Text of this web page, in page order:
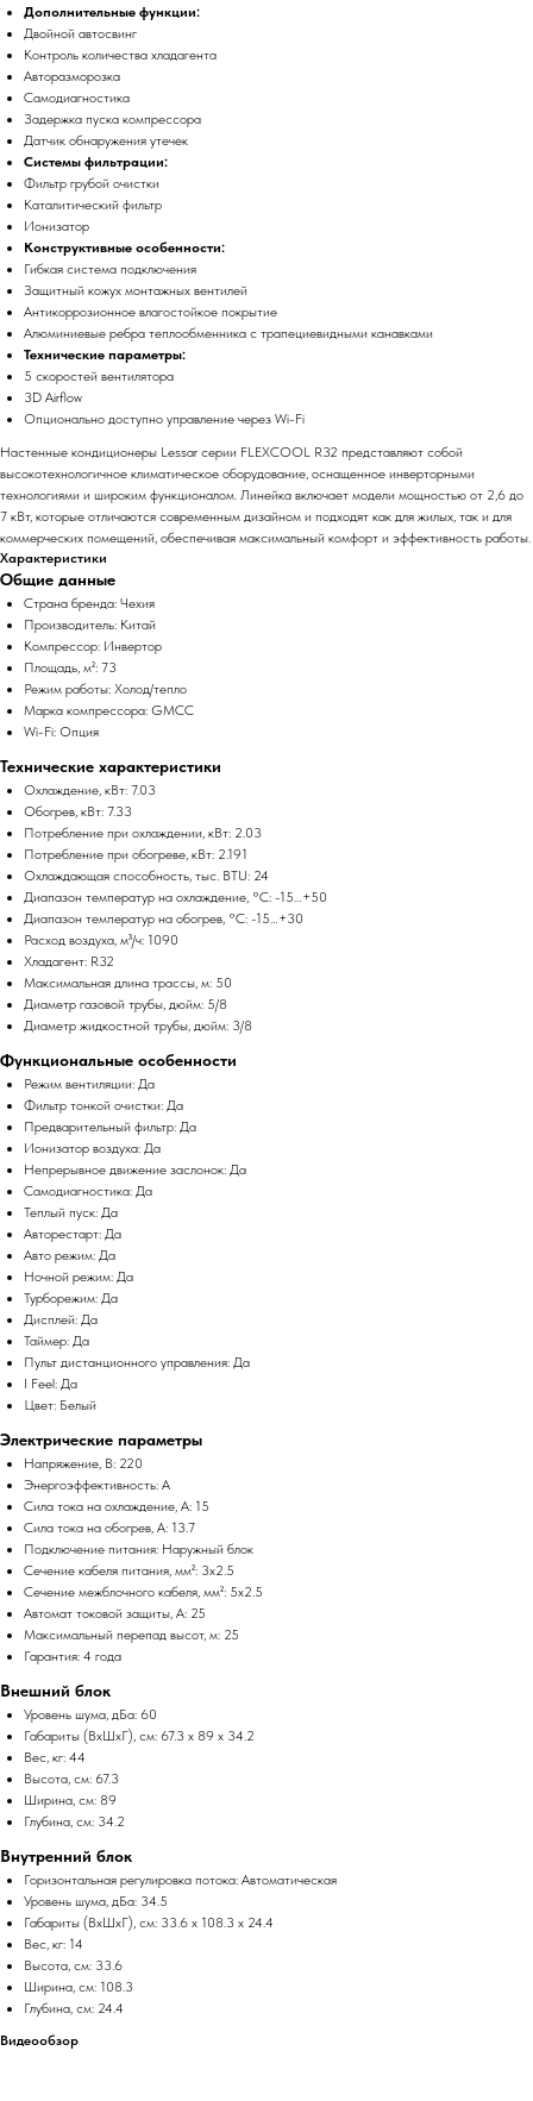
Дополнительные функции:
Двойной автосвинг
Контроль количества хладагента
Авторазморозка
Самодиагностика
Задержка пуска компрессора
Датчик обнаружения утечек
Системы фильтрации:
Фильтр грубой очистки
Каталитический фильтр
Ионизатор
Конструктивные особенности:
Гибкая система подключения
Защитный кожух монтажных вентилей
Антикоррозионное влагостойкое покрытие
Алюминиевые ребра теплообменника с трапециевидными канавками
Технические параметры:
5 скоростей вентилятора
3D Airflow
Опционально доступно управление через Wi-Fi
Настенные кондиционеры Lessar серии FLEXCOOL R32 представляют собой
высокотехнологичное климатическое оборудование, оснащенное инверторными
технологиями и широким функционалом. Линейка включает модели мощностью от 2,6 до
7 кВт, которые отличаются современным дизайном и подходят как для жилых, так и для
коммерческих помещений, обеспечивая максимальный комфорт и эффективность работы.
Характеристики
Общие данные
Страна бренда: Чехия
Производитель: Китай
Компрессор: Инвертор
Площадь, м²: 73
Режим работы: Холод/тепло
Марка компрессора: GMCC
Wi-Fi: Опция
Технические характеристики
Охлаждение, кВт: 7.03
Обогрев, кВт: 7.33
Потребление при охлаждении, кВт: 2.03
Потребление при обогреве, кВт: 2.191
Охлаждающая способность, тыс. BTU: 24
Диапазон температур на охлаждение, °C: -15…+50
Диапазон температур на обогрев, °C: -15…+30
Расход воздуха, м³/ч: 1090
Хладагент: R32
Максимальная длина трассы, м: 50
Диаметр газовой трубы, дюйм: 5/8
Диаметр жидкостной трубы, дюйм: 3/8
Функциональные особенности
Режим вентиляции: Да
Фильтр тонкой очистки: Да
Предварительный фильтр: Да
Ионизатор воздуха: Да
Непрерывное движение заслонок: Да
Самодиагностика: Да
Теплый пуск: Да
Авторестарт: Да
Авто режим: Да
Ночной режим: Да
Турборежим: Да
Дисплей: Да
Таймер: Да
Пульт дистанционного управления: Да
I Feel: Да
Цвет: Белый
Электрические параметры
Напряжение, В: 220
Энергоэффективность: A
Сила тока на охлаждение, А: 15
Сила тока на обогрев, А: 13.7
Подключение питания: Наружный блок
Сечение кабеля питания, мм²: 3x2.5
Сечение межблочного кабеля, мм²: 5x2.5
Автомат токовой защиты, А: 25
Максимальный перепад высот, м: 25
Гарантия: 4 года
Внешний блок
Уровень шума, дБа: 60
Габариты (ВхШхГ), см: 67.3 x 89 x 34.2
Вес, кг: 44
Высота, см: 67.3
Ширина, см: 89
Глубина, см: 34.2
Внутренний блок
Горизонтальная регулировка потока: Автоматическая
Уровень шума, дБа: 34.5
Габариты (ВхШхГ), см: 33.6 x 108.3 x 24.4
Вес, кг: 14
Высота, см: 33.6
Ширина, см: 108.3
Глубина, см: 24.4
Видеообзор